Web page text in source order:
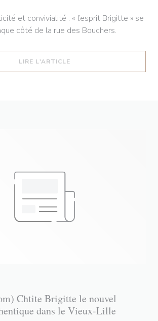
et convivialité : « l’esprit Brigitte » se
côté de la rue des Bouchers.
LIRE L'ARTICLE
Chtite Brigitte le nouvel
dans le Vieux-Lille